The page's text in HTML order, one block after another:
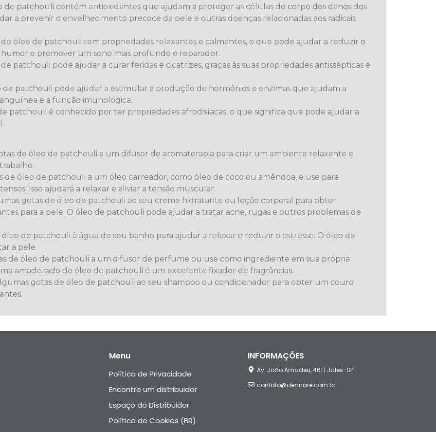
de patchouli contém antioxidantes que ajudam a proteger as células do corpo dos danos dos
a prevenir o envelhecimento precoce da pele e outras doenças relacionadas aos radicais
óleo de patchouli tem propriedades relaxantes e calmantes, o que pode ajudar a reduzir o
humor e promover um sono mais profundo e reparador.
patchouli pode ajudar a curar feridas e cicatrizes, graças às suas propriedades antissépticas e
patchouli pode ajudar a estimular a produção de hormônios e enzimas que ajudam a
e a função imunológica.
patchouli é conhecido por ter propriedades afrodisíacas, o que significa que pode ajudar a
de óleo de patchouli a um difusor de aromaterapia para criar um ambiente relaxante e
de óleo de patchouli a um óleo carreador, como óleo de coco ou amêndoa, e use para
Isso ajudará a relaxar e aliviar a tensão muscular.
gotas de óleo de patchouli ao seu creme hidratante ou loção corporal para obter
para a pele. O óleo de patchouli pode ajudar a tratar acne, rugas e outros problemas de
de patchouli à água do seu banho para ajudar a relaxar e reduzir o estresse. O óleo de
a pele.
de óleo de patchouli a um difusor de perfume ou use como ingrediente em sua própria
amadeirado do óleo de patchouli é um excelente fixador de fragrâncias.
gotas de óleo de patchouli ao seu shampoo ou condicionador para obter um couro
Menu
Política de Privacidade
Encontre um distribuidor
Espaço do Distribuidor
Política de Cookies (BR)
INFORMAÇÕES
Av. João Amadeu, 461 | Jales-SP
contato@dermare.com.br